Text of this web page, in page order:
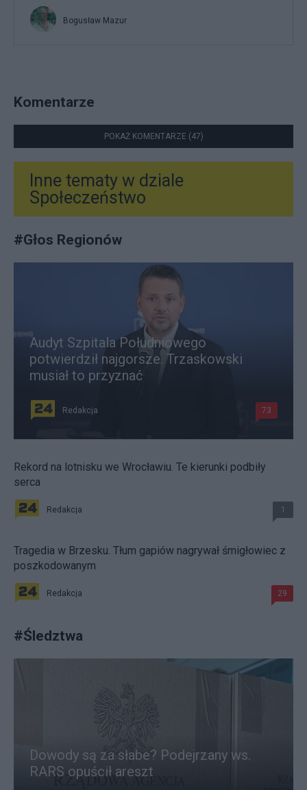
Bogusław Mazur
Komentarze
POKAŻ KOMENTARZE (47)
Inne tematy w dziale
Społeczeństwo
#Głos Regionów
Audyt Szpitala Południowego
potwierdził najgorsze. Trzaskowski
musiał to przyznać
Redakcja 73
Rekord na lotnisku we Wrocławiu. Te kierunki podbiły
serca
Redakcja 1
Tragedia w Brzesku. Tłum gapiów nagrywał śmigłowiec z
poszkodowanym
Redakcja 29
#Śledztwa
Dowody są za słabe? Podejrzany ws.
RARS opuścił areszt